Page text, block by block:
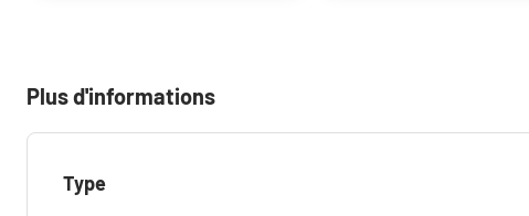
Plus d'informations
Type